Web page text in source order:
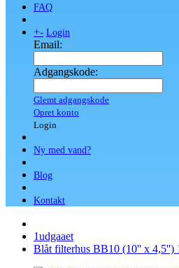
FAQ
+- Login
Email:
Adgangskode:
Glemt adgangskode
Opret konto
Login
Ny med vand?
Blog
Kontakt
1udgaaet
Blåt filterhus BB10 (10'' x 4,5'')